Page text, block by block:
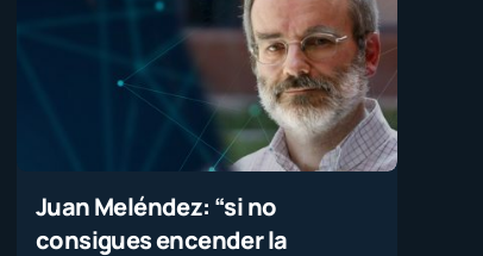
Juan Meléndez: “si no
consigues encender la